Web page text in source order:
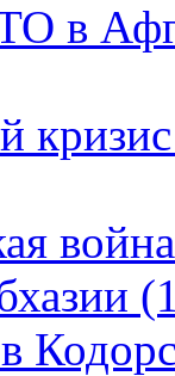
в